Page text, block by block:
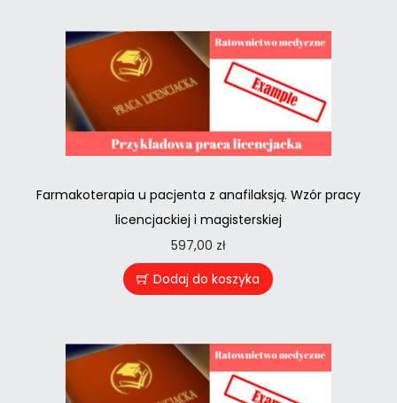
Farmakoterapia u pacjenta z anafilaksją. Wzór pracy
licencjackiej i magisterskiej
597,00 zł
Dodaj do koszyka